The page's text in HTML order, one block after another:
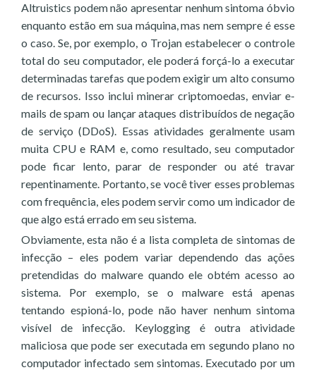
Altruistics podem não apresentar nenhum sintoma óbvio
enquanto estão em sua máquina, mas nem sempre é esse
o caso. Se, por exemplo, o Trojan estabelecer o controle
total do seu computador, ele poderá forçá-lo a executar
determinadas tarefas que podem exigir um alto consumo
de recursos. Isso inclui minerar criptomoedas, enviar e-
mails de spam ou lançar ataques distribuídos de negação
de serviço (DDoS). Essas atividades geralmente usam
muita CPU e RAM e, como resultado, seu computador
pode ficar lento, parar de responder ou até travar
repentinamente. Portanto, se você tiver esses problemas
com frequência, eles podem servir como um indicador de
que algo está errado em seu sistema.
Obviamente, esta não é a lista completa de sintomas de
infecção – eles podem variar dependendo das ações
pretendidas do malware quando ele obtém acesso ao
sistema. Por exemplo, se o malware está apenas
tentando espioná-lo, pode não haver nenhum sintoma
visível de infecção. Keylogging é outra atividade
maliciosa que pode ser executada em segundo plano no
computador infectado sem sintomas. Executado por um